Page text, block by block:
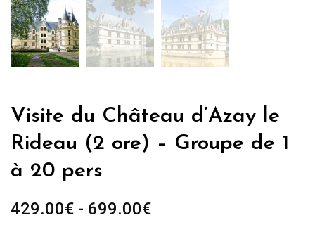
Visite du Château d’Azay le
Rideau (2 ore) – Groupe de 1
à 20 pers
429.00€ - 699.00€Fascia